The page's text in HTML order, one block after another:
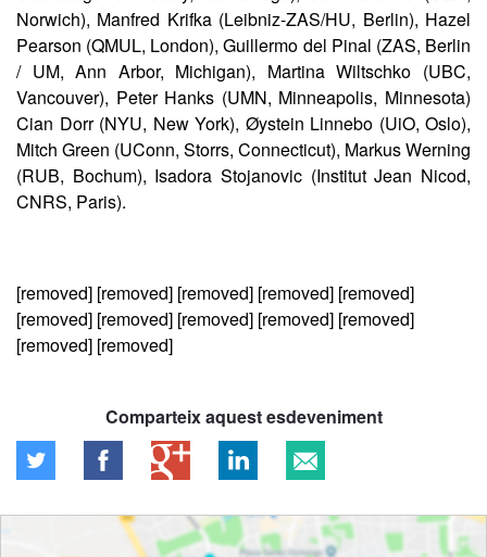
Norwich), Manfred Krifka (Leibniz-ZAS/HU, Berlin), Hazel
Pearson (QMUL, London), Guillermo del Pinal (ZAS, Berlin
/ UM, Ann Arbor, Michigan), Martina Wiltschko (UBC,
Vancouver), Peter Hanks (UMN, Minneapolis, Minnesota)
Cian Dorr (NYU, New York), Øystein Linnebo (UiO, Oslo),
Mitch Green (UConn, Storrs, Connecticut), Markus Werning
(RUB, Bochum), Isadora Stojanovic (Institut Jean Nicod,
CNRS, Paris).
[removed] [removed] [removed] [removed] [removed]
[removed] [removed] [removed] [removed] [removed]
[removed] [removed]
Comparteix aquest esdeveniment